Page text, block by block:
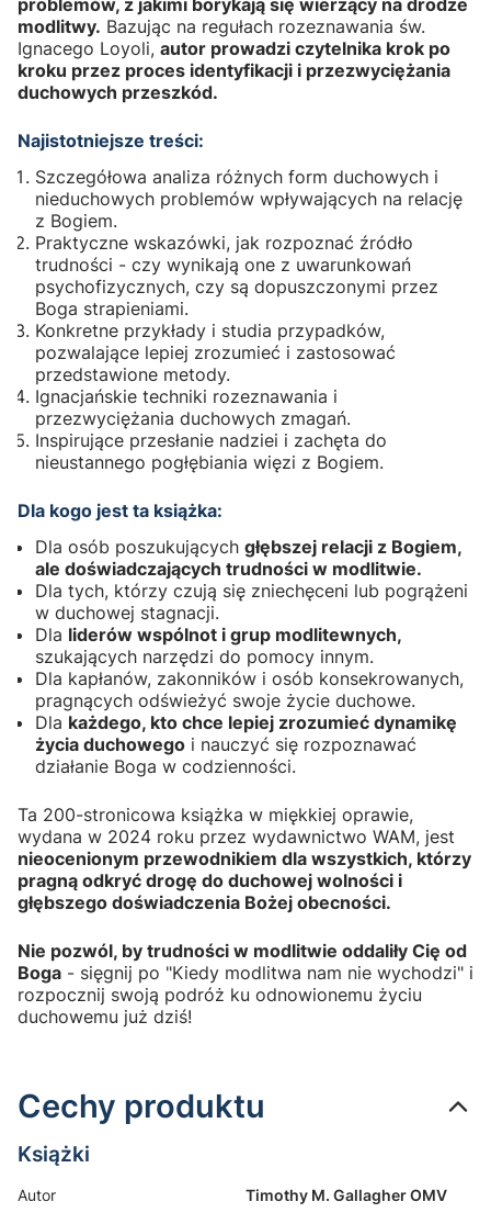
modlitwy. Bazując na regułach rozeznawania św.
Ignacego Loyoli, autor prowadzi czytelnika krok po
kroku przez proces identyfikacji i przezwyciężania
duchowych przeszkód.
Najistotniejsze treści:
Szczegółowa analiza różnych form duchowych i
nieduchowych problemów wpływających na relację
z Bogiem.
Praktyczne wskazówki, jak rozpoznać źródło
trudności - czy wynikają one z uwarunkowań
psychofizycznych, czy są dopuszczonymi przez
Boga strapieniami.
Konkretne przykłady i studia przypadków,
pozwalające lepiej zrozumieć i zastosować
przedstawione metody.
Ignacjańskie techniki rozeznawania i
przezwyciężania duchowych zmagań.
Inspirujące przesłanie nadziei i zachęta do
nieustannego pogłębiania więzi z Bogiem.
Dla kogo jest ta książka:
Dla osób poszukujących głębszej relacji z Bogiem,
ale doświadczających trudności w modlitwie.
Dla tych, którzy czują się zniechęceni lub pogrążeni
w duchowej stagnacji.
Dla liderów wspólnot i grup modlitewnych,
szukających narzędzi do pomocy innym.
Dla kapłanów, zakonników i osób konsekrowanych,
pragnących odświeżyć swoje życie duchowe.
Dla każdego, kto chce lepiej zrozumieć dynamikę
życia duchowego i nauczyć się rozpoznawać
działanie Boga w codzienności.
Ta 200-stronicowa książka w miękkiej oprawie,
wydana w 2024 roku przez wydawnictwo WAM, jest
nieocenionym przewodnikiem dla wszystkich, którzy
pragną odkryć drogę do duchowej wolności i
głębszego doświadczenia Bożej obecności.
Nie pozwól, by trudności w modlitwie oddaliły Cię od
Boga - sięgnij po "Kiedy modlitwa nam nie wychodzi" i
rozpocznij swoją podróż ku odnowionemu życiu
duchowemu już dziś!
Cechy produktu
Książki
Autor Timothy M. Gallagher OMV